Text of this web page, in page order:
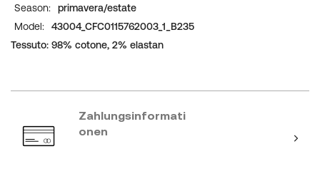
Weitere
Informationen
primavera/estate
43004_CFC0115762003_1_B235
Tessuto: 98% cotone, 2% elastan
Zahlungsinformati
onen